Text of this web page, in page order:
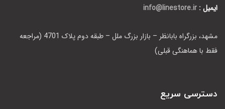
ایمیل : info@linestore.ir
مشهد، بزرگراه بابانظر – بازار بزرگ ملل – طبقه دوم پلاک 4701 (مراجعه
فقط با هماهنگی قبلی)
دسترسی سریع